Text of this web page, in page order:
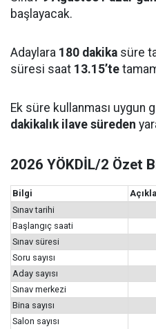
başlayacak.
Adaylara 180 dakika süre
süresi saat 13.15’te
Ek süre kullanması uygun
dakikalık ilave süreden
2026 YÖKDİL/2 Özet
Bilgi
Sınav tarihi
Başlangıç saati
Sınav süresi
Soru sayısı
Aday sayısı
Sınav merkezi
Bina sayısı
Salon sayısı